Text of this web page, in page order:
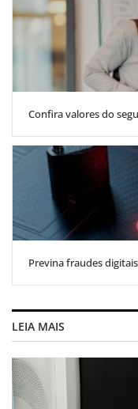
Confira valores do
Previna fraudes
LEIA MAIS